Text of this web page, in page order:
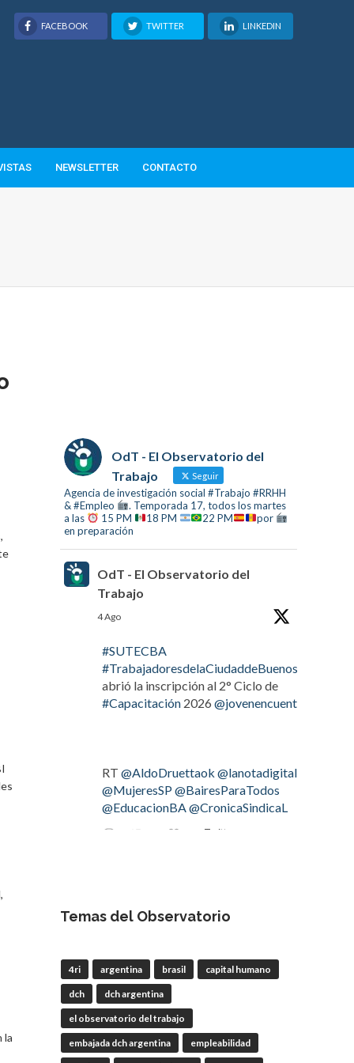
FACEBOOK TWITTER LINKEDIN
NEWSLETTER CONTACTO
la
OdT - El Observatorio del
Trabajo
Seguir
Agencia de investigación social #Trabajo #RRHH
& #Empleo
. Temporada 17, todos los martes
a las
15 PM 18 PM 22 PM
por
en preparación
OdT - El Observatorio del
Trabajo
4 Ago
#SUTECBA
#TrabajadoresdelaCiudaddeBuenosAires
abrió la inscripción al 2° Ciclo de
#Capacitación 2026 @jovenencuentro
RT @AldoDruettaok @lanotadigital
@MujeresSP@BairesParaTodos
@EducacionBA@CronicaSindicaL
Twitter
#LaBancariarechazó la reforma de
la Carta Orgánica del#BCRA
RT@lanotadigital@La_Bancaria
Temas del Observatorio
4ri argentina brasil capital humano
dch dch argentina
el observatorio del trabajo
embajada dch argentina empleabilidad